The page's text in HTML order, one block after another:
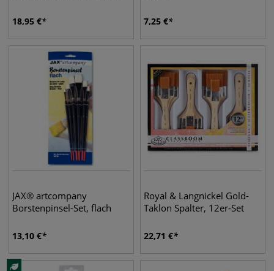
18,95 € 7,25 €
JAX® artcompany
Borstenpinsel-Set, flach
13,10 €
Royal & Langnickel Gold-
Taklon Spalter, 12er-Set
22,71 €